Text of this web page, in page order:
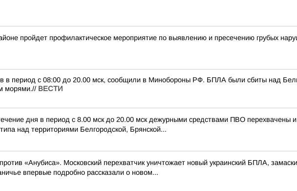
пройдет профилактическое мероприятие по выявлению и пресечению грубых
в период с 08:00 до 20.00 мск, сообщили в Минобороны РФ. БПЛА были сбиты над
морями.// ВЕСТИ
дня в период с 8.00 мск до 20.00 мск дежурными средствами ПВО перехвачены
над территориями Белгородской, Брянской...
«Анубиса». Московский перехватчик уничтожает новый украинский БПЛА,
впервые подробно рассказали о новом...